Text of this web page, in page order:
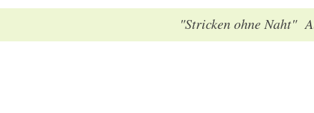
"Stricken ohne Naht"